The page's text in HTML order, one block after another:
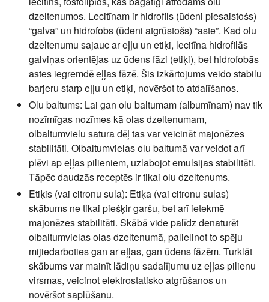
dzeltenumos. Lecitīnam ir hidrofils (ūdeni piesaistošs)
“galva” un hidrofobs (ūdeni atgrūstošs) “aste”. Kad olu
dzeltenumu sajauc ar eļļu un etiķi, lecitīna hidrofilās
galviņas orientējas uz ūdens fāzi (etiķi), bet hidrofobās
astes iegremdē eļļas fāzē. Šis izkārtojums veido stabilu
barjeru starp eļļu un etiķi, novēršot to atdalīšanos.
Olu baltums: Lai gan olu baltumam (albumīnam) nav tik
nozīmīgas nozīmes kā olas dzeltenumam,
olbaltumvielu satura dēļ tas var veicināt majonēzes
stabilitāti. Olbaltumvielas olu baltumā var veidot arī
plēvi ap eļļas pilieniem, uzlabojot emulsijas stabilitāti.
Tāpēc daudzās receptēs ir tikai olu dzeltenums.
Etiķis (vai citronu sula): Etiķa (vai citronu sulas)
skābums ne tikai piešķir garšu, bet arī ietekmē
majonēzes stabilitāti. Skābā vide palīdz denaturēt
olbaltumvielas olas dzeltenumā, palielinot to spēju
mijiedarboties gan ar eļļas, gan ūdens fāzēm. Turklāt
skābums var mainīt lādiņu sadalījumu uz eļļas pilienu
virsmas, veicinot elektrostatisko atgrūšanos un
novēršot saplūšanu.